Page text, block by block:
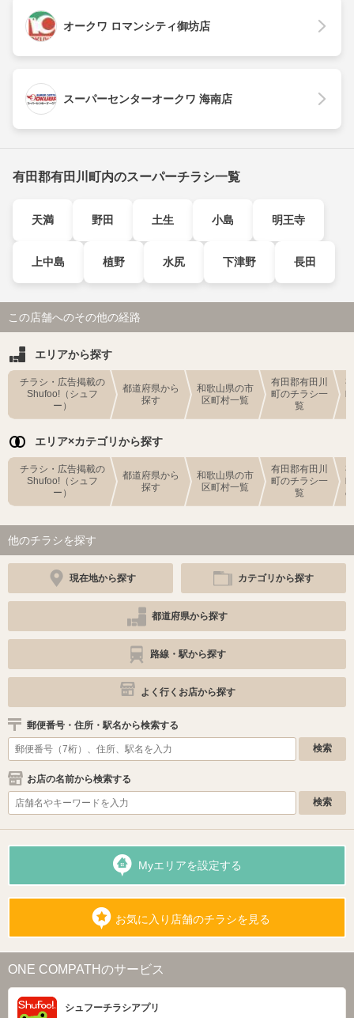
オークワ ロマンシティ御坊店
スーパーセンターオークワ 海南店
有田郡有田川町内のスーパーチラシ一覧
天満 野田 土生 小島 明王寺
上中島 植野 水尻 下津野 長田
この店舗へのその他の経路
エリアから探す
チラシ・広告掲載の
Shufoo!（シュフ
ー）
都道府県から
探す
和歌山県の市
区町村一覧
有田郡有田川
町のチラシ一
覧
エリア×カテゴリから探す
チラシ・広告掲載の
Shufoo!（シュフ
ー）
都道府県から
探す
和歌山県の市
区町村一覧
有田郡有田川
町のチラシ一
覧
他のチラシを探す
現在地から探す カテゴリから探す
都道府県から探す
路線・駅から探す
よく行くお店から探す
郵便番号・住所・駅名から検索する
お店の名前から検索する
Myエリアを設定する
お気に入り店舗のチラシを見る
ONE COMPATHのサービス
シュフーチラシアプリ